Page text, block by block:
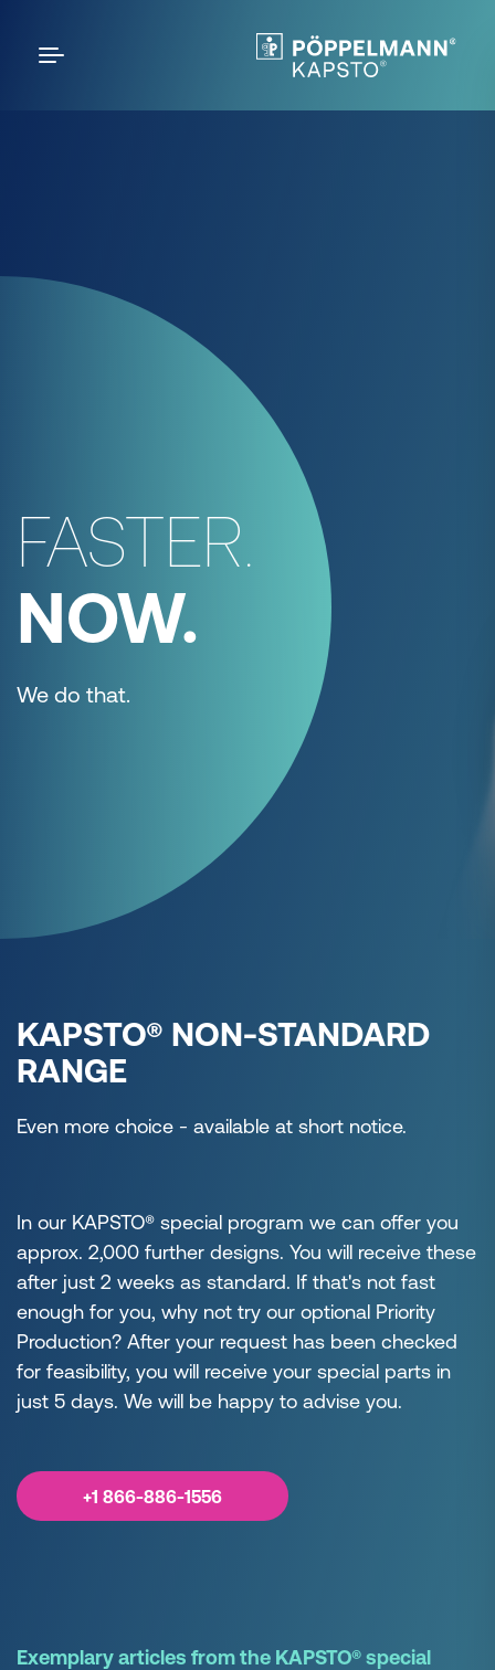
FASTER.
NOW.
We do that.
KAPSTO® NON-STANDARD
RANGE
Even more choice - available at short notice.
In our KAPSTO® special program we can offer you
approx. 2,000 further designs. You will receive these
after just 2 weeks as standard. If that's not fast
enough for you, why not try our optional Priority
Production? After your request has been checked
for feasibility, you will receive your special parts in
just 5 days. We will be happy to advise you.
+1 866-886-1556
Exemplary articles from the KAPSTO® special